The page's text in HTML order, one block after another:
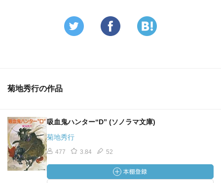
菊地秀行の作品
吸血鬼ハンター“D” (ソノラマ文庫)
菊地秀行
477 3.84 52